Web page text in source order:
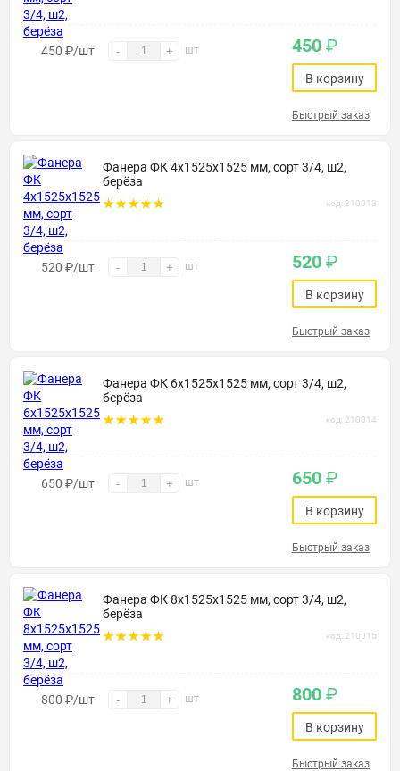
450 ₽/шт - + шт 450 ₽
В корзину
Быстрый заказ
Фанера ФК 4х1525х1525 мм, сорт 3/4, ш2,
берёза
код: 210013
520 ₽/шт - + шт 520 ₽
В корзину
Быстрый заказ
Фанера ФК 6х1525х1525 мм, сорт 3/4, ш2,
берёза
код: 210014
650 ₽/шт - + шт 650 ₽
В корзину
Быстрый заказ
Фанера ФК 8х1525х1525 мм, сорт 3/4, ш2,
берёза
код: 210015
800 ₽/шт - + шт 800 ₽
В корзину
Быстрый заказ